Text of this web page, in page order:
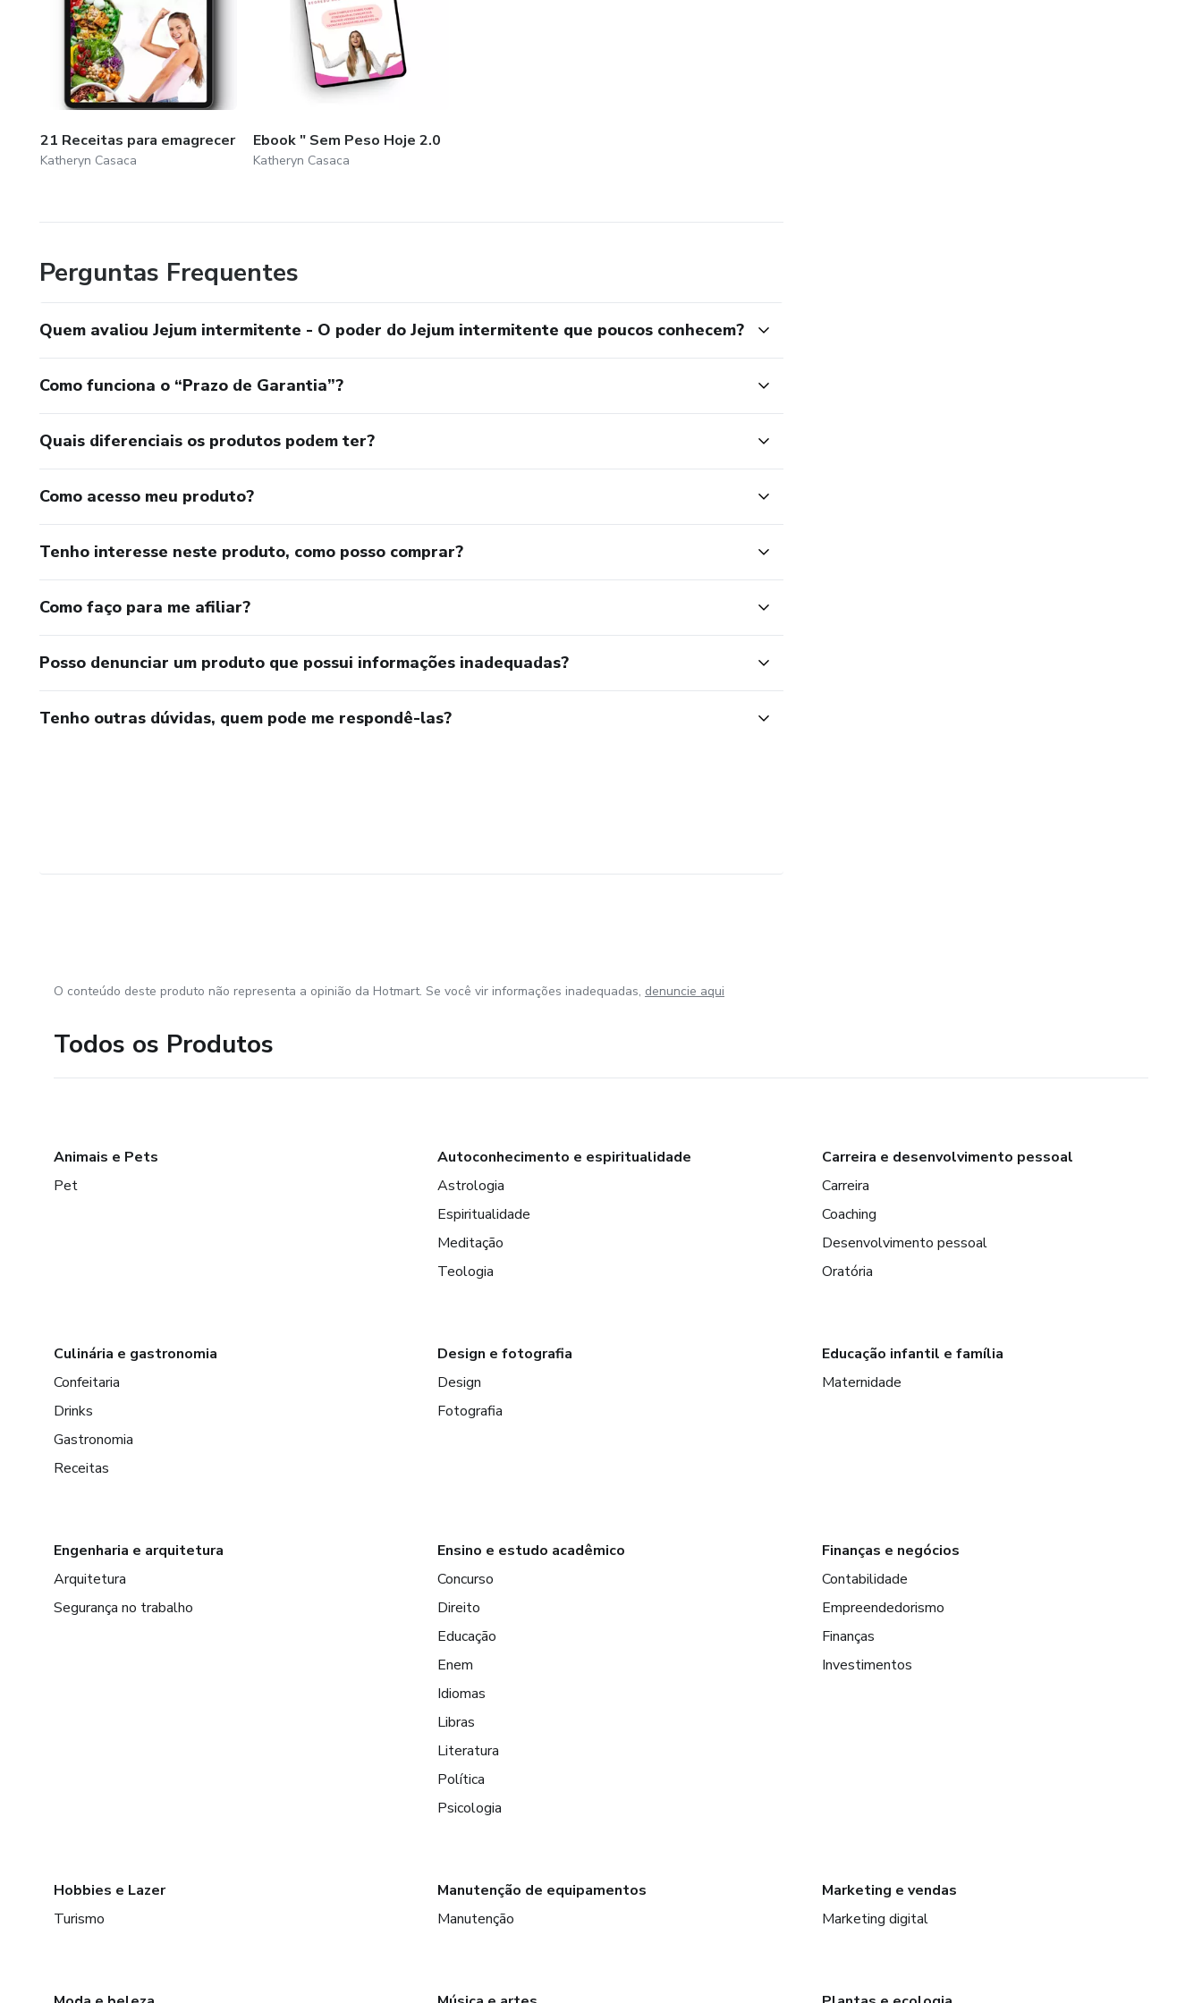
21 Receitas para emagrecer
Katheryn Casaca
Ebook " Sem Peso Hoje 2.0
Katheryn Casaca
Perguntas Frequentes
Quem avaliou Jejum intermitente - O poder do Jejum intermitente que poucos conhecem?
Como funciona o “Prazo de Garantia”?
Quais diferenciais os produtos podem ter?
Como acesso meu produto?
Tenho interesse neste produto, como posso comprar?
Como faço para me afiliar?
Posso denunciar um produto que possui informações inadequadas?
Tenho outras dúvidas, quem pode me respondê-las?
O conteúdo deste produto não representa a opinião da Hotmart. Se você vir informações inadequadas, denuncie aqui
Todos os Produtos
Animais e Pets
Pet
Autoconhecimento e espiritualidade
Astrologia
Espiritualidade
Meditação
Teologia
Carreira e desenvolvimento pessoal
Carreira
Coaching
Desenvolvimento pessoal
Oratória
Culinária e gastronomia
Confeitaria
Drinks
Gastronomia
Receitas
Design e fotografia
Design
Fotografia
Educação infantil e família
Maternidade
Engenharia e arquitetura
Arquitetura
Segurança no trabalho
Ensino e estudo acadêmico
Concurso
Direito
Educação
Enem
Idiomas
Libras
Literatura
Política
Psicologia
Finanças e negócios
Contabilidade
Empreendedorismo
Finanças
Investimentos
Hobbies e Lazer
Turismo
Manutenção de equipamentos
Manutenção
Marketing e vendas
Marketing digital